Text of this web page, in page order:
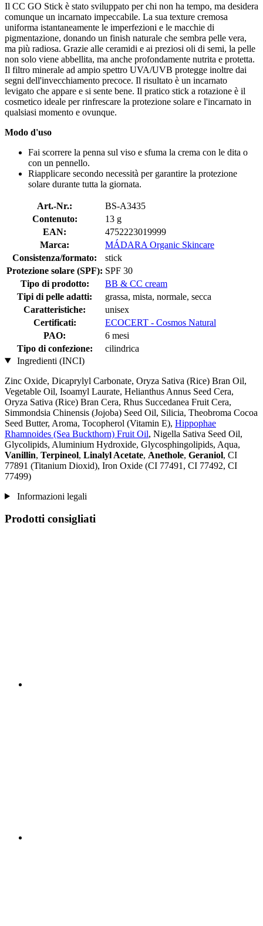
Il CC GO Stick è stato sviluppato per chi non ha tempo, ma desidera
comunque un incarnato impeccabile. La sua texture cremosa
uniforma istantaneamente le imperfezioni e le macchie di
pigmentazione, donando un finish naturale che sembra pelle vera,
ma più radiosa. Grazie alle ceramidi e ai preziosi oli di semi, la pelle
non solo viene abbellita, ma anche profondamente nutrita e protetta.
Il filtro minerale ad ampio spettro UVA/UVB protegge inoltre dai
segni dell'invecchiamento precoce. Il risultato è un incarnato
levigato che appare e si sente bene. Il pratico stick a rotazione è il
cosmetico ideale per rinfrescare la protezione solare e l'incarnato in
qualsiasi momento e ovunque.
Modo d'uso
Fai scorrere la penna sul viso e sfuma la crema con le dita o
con un pennello.
Riapplicare secondo necessità per garantire la protezione
solare durante tutta la giornata.
Art.-Nr.:
BS-A3435
Contenuto:
13 g
EAN:
4752223019999
Marca:
MÁDARA Organic Skincare
Consistenza/formato:
stick
Protezione solare (SPF): SPF 30
Tipo di prodotto:
BB & CC cream
Tipi di pelle adatti:
grassa, mista, normale, secca
Caratteristiche:
unisex
Certificati:
ECOCERT - Cosmos Natural
PAO:
6 mesi
Tipo di confezione:
cilindrica
Ingredienti (INCI)
Zinc Oxide, Dicaprylyl Carbonate, Oryza Sativa (Rice) Bran Oil,
Vegetable Oil, Isoamyl Laurate, Helianthus Annus Seed Cera,
Oryza Sativa (Rice) Bran Cera, Rhus Succedanea Fruit Cera,
Simmondsia Chinensis (Jojoba) Seed Oil, Silicia, Theobroma Cocoa
Seed Butter, Aroma, Tocopherol (Vitamin E), Hippophae
Rhamnoides (Sea Buckthorn) Fruit Oil, Nigella Sativa Seed Oil,
Glycolipids, Aluminium Hydroxide, Glycosphingolipids, Aqua,
Vanillin, Terpineol, Linalyl Acetate, Anethole, Geraniol, CI
77891 (Titanium Dioxid), Iron Oxide (CI 77491, CI 77492, CI
77499)
Informazioni legali
Prodotti consigliati